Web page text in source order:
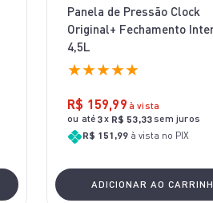
Panela de Pressão Clock
Original+ Fechamento
4,5L
★★★★★
R$ 159,99 à vista
ou até 3x R$ 53,33sem juros
R$ 151,99 à vista no PIX
ADICIONAR AO